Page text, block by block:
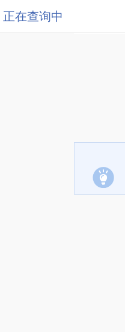
正在查询中